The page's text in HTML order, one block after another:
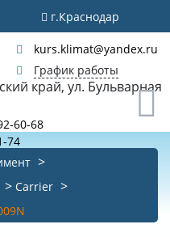
г.Краснодар
kurs.klimat@yandex.ru
График работы
60-68
74
Carrier